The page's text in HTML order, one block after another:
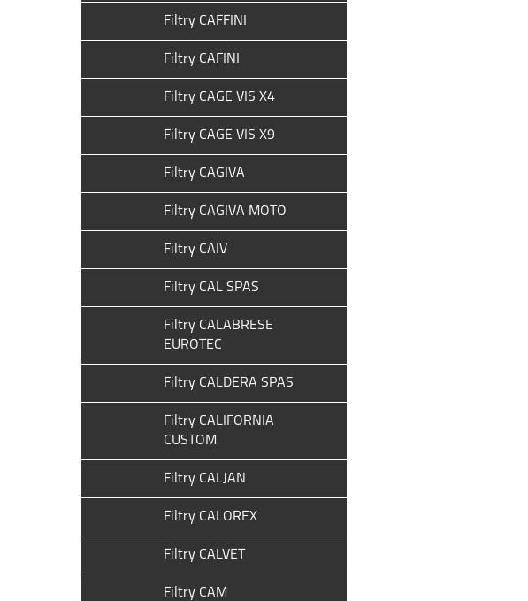
Filtry CAFFINI
Filtry CAFINI
Filtry CAGE VIS X4
Filtry CAGE VIS X9
Filtry CAGIVA
Filtry CAGIVA MOTO
Filtry CAIV
Filtry CAL SPAS
Filtry CALABRESE
EUROTEC
Filtry CALDERA SPAS
Filtry CALIFORNIA
CUSTOM
Filtry CALJAN
Filtry CALOREX
Filtry CALVET
Filtry CAM